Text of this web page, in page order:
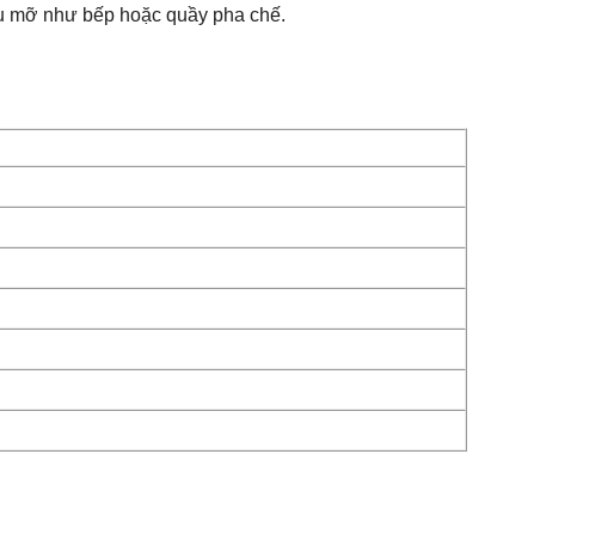
mỡ như bếp hoặc quầy pha chế.